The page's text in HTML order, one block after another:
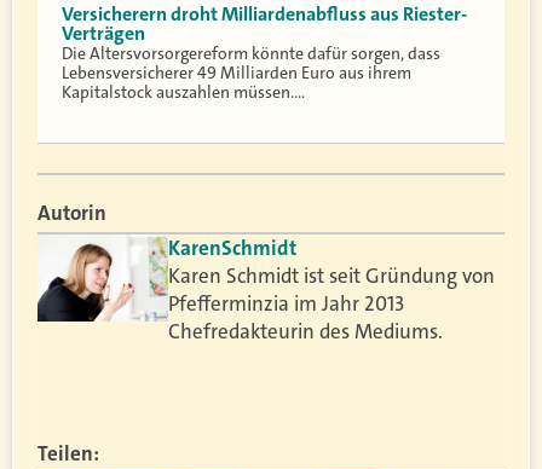
Versicherern droht Milliardenabfluss aus Riester-
Verträgen
Die Altersvorsorgereform könnte dafür sorgen, dass
Lebensversicherer 49 Milliarden Euro aus ihrem
Kapitalstock auszahlen müssen.…
Autorin
KarenSchmidt
Karen Schmidt ist seit Gründung von
Pfefferminzia im Jahr 2013
Chefredakteurin des Mediums.
Teilen: